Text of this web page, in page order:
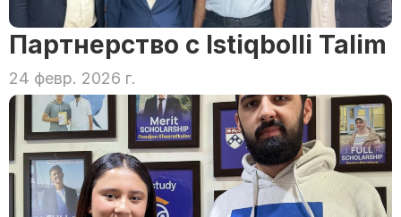
Партнерство с Istiqbolli Talim
24 февр. 2026 г.